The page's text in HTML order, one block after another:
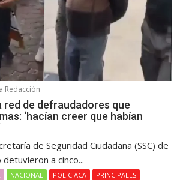
Redacción
red de defraudadores que
‘hacían creer que habían
de Seguridad Ciudadana (SSC) de
a cinco...
NACIONAL POLICIACA PRINCIPALES